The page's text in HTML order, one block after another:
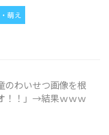
萌え
のわいせつ画像を根
！！」→結果ｗｗｗ